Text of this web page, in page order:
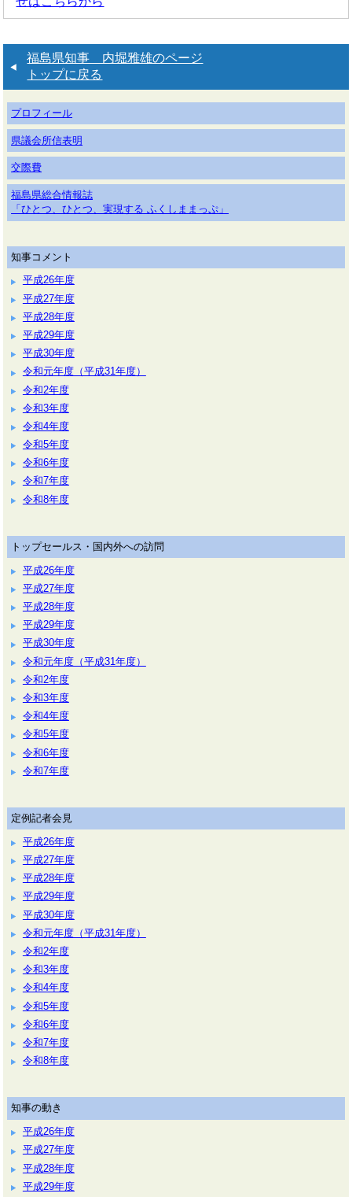
福島県知事 内堀雅雄のページ
トップに戻る
プロフィール
県議会所信表明
交際費
福島県総合情報誌
「ひとつ、ひとつ、実現する ふくしままっぷ」
知事コメント
平成26年度
平成27年度
平成28年度
平成29年度
平成30年度
令和元年度（平成31年度）
令和2年度
令和3年度
令和4年度
令和5年度
令和6年度
令和7年度
令和8年度
トップセールス・国内外への訪問
平成26年度
平成27年度
平成28年度
平成29年度
平成30年度
令和元年度（平成31年度）
令和2年度
令和3年度
令和4年度
令和5年度
令和6年度
令和7年度
定例記者会見
平成26年度
平成27年度
平成28年度
平成29年度
平成30年度
令和元年度（平成31年度）
令和2年度
令和3年度
令和4年度
令和5年度
令和6年度
令和7年度
令和8年度
知事の動き
平成26年度
平成27年度
平成28年度
平成29年度